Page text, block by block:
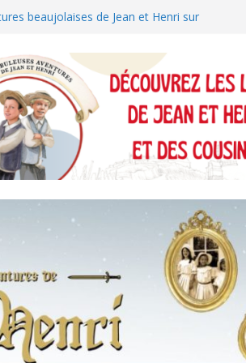
beaujolaises de Jean et Henri sur
nous suit du château de Kaamelott
Cats !
de Jean et Henri sur Brionnais-TV
DE NOËL EN BEAUJOLAIS !